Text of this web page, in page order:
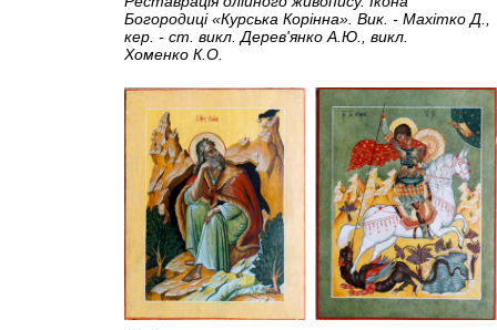
Богородиці «Курська Корінна». Вик. - Махітко Д.,
кер. - ст. викл. Дерев'янко А.Ю., викл.
Хоменко К.О.